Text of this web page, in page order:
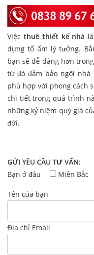
Việc thuê thiết kế nhà
dựng tổ ấm lý tưởng.
bạn sẽ dễ dàng hơn
từ đó đảm bảo ngôi nhà
phù hợp với phong cách
chi tiết trong quá trình
những kỷ niệm quý giá
đời.
GỬI YÊU CẦU TƯ VẤN:
Bạn ở đâu
Miền Bắc
Tên của bạn
Địa chỉ Email